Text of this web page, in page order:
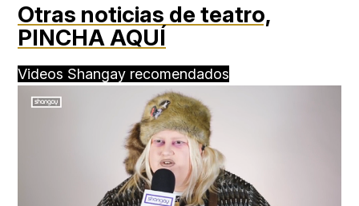
Otras noticias de teatro,
PINCHA AQUÍ
Videos Shangay recomendados